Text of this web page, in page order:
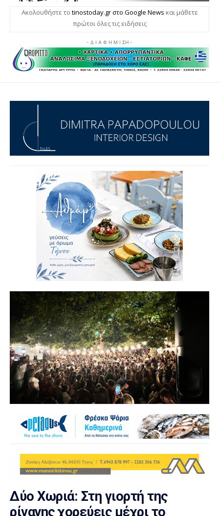
Ακολουθήστε το tinostoday.gr στο Google News και μάθετε
πρώτοι όλες τις ειδήσεις
- Δ Ι Α Φ Η Μ Ι ΣΗ -